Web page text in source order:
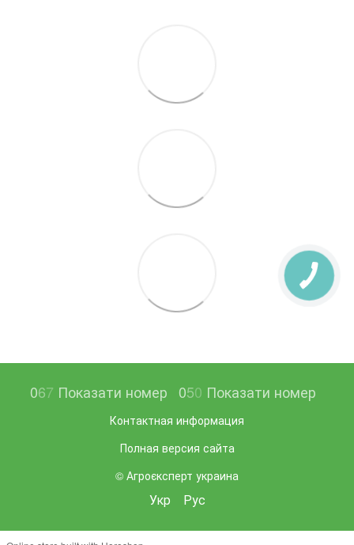
067 Показати номер 050 Показати номер
Контактная информация
Полная версия сайта
© Агроєксперт украина
Укр Рус